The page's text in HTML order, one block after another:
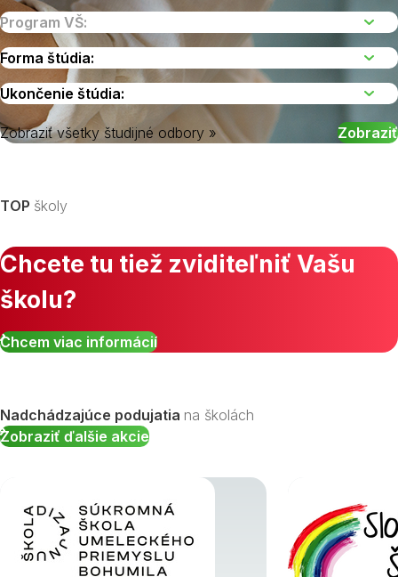
Zobraziť všetky študijné odbory »
TOP školy
Chcete tu tiež zviditeľniť Vašu
školu?
Chcem viac informácií
Nadchádzajúce podujatia na školách
Zobraziť ďalšie akcie